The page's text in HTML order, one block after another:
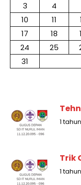
3
4
10
11
17
18
24
25
31
1
Trik
1